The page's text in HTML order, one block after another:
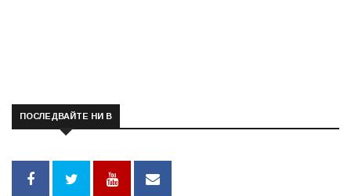
ПОСЛЕДВАЙТЕ НИ В